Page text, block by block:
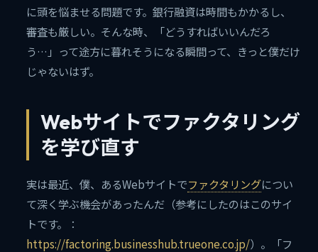
に頭を悩ませる問題です。銀行融資は時間もかかるし、
審査も厳しい。そんな時、「どうすればいいんだろ
う…」って途方に暮れそうになる瞬間って、きっと僕だけ
じゃないはず。
Webサイトでファクタリング
を学び直す
実は最近、僕、あるWebサイトでファクタリングについ
て深く学ぶ機会があったんだ（参考にしたのはこのサイ
トです。：
https://factoring.businesshub.trueone.co.jp/）。「フ